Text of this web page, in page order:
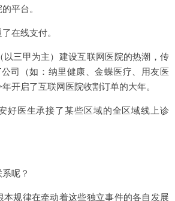
平台。
在线支付。
以三甲为主）建设互联网医院的热潮，传
司（如：纳里健康、金蝶医疗、用友医
开启了互联网医院收割订单的大年。
好医生承接了某些区域的全区域线上诊
呢？
本规律在牵动着这些独立事件的各自发展